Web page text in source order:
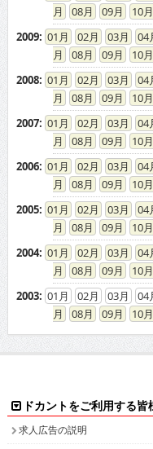
08
09 10
2009: 01 02 03 04
08
09 10
2008: 01 02 03 04
08
09 10
2007: 01 02 03 04
08
09 10
2006: 01 02 03 04
08
09 10
2005: 01 02 03 04
08
09 10
2004: 01 02 03 04
08
09 10
2003: 01 02 03 04
08
09 10
ドカントをご利用する皆
求人広告の説明